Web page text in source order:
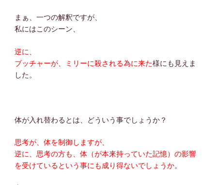
まぁ、一つの解釈ですが、
私にはこのシーン、
逆に、
ブッチャーが、ミリーに殺される為に来た様にも見えま
した。
体が入れ替わるとは、どういう事でしょうか？
思考が、体を制御しますが、
逆に、思考の方も、体（が本来持っていた記憶）の影響
を受けているという事にも成り得ないでしょうか。